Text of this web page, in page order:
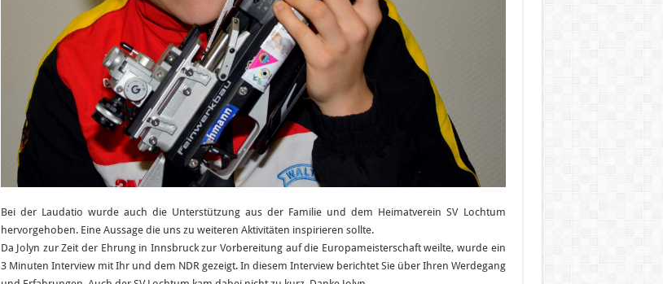
Bei der Laudatio wurde auch die Unterstützung aus der Familie und dem Heimatverein SV Lochtum
hervorgehoben. Eine Aussage die uns zu weiteren Aktivitäten inspirieren sollte.
Da Jolyn zur Zeit der Ehrung in Innsbruck zur Vorbereitung auf die Europameisterschaft weilte, wurde ein
3 Minuten Interview mit Ihr und dem NDR gezeigt. In diesem Interview berichtet Sie über Ihren Werdegang